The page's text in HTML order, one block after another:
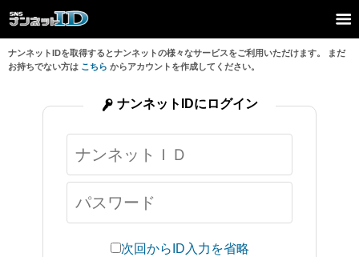
ナンネットIDを取得するとナンネットの様々なサービスをご利用いただけます。 まだ
お持ちでない方は こちら からアカウントを作成してください。
次回からID入力を省略
ナンネットIDにログイン